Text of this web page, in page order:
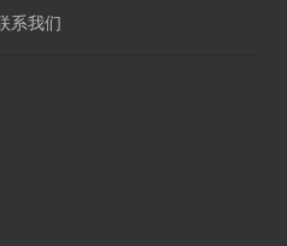
系我们